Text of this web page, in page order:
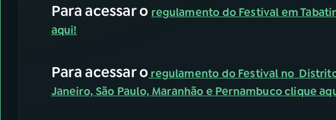
Para acessar o regulamento do Festival em
aqui!
Para acessar o regulamento do Festival no
Janeiro, São Paulo, Maranhão e Pernambuco clique